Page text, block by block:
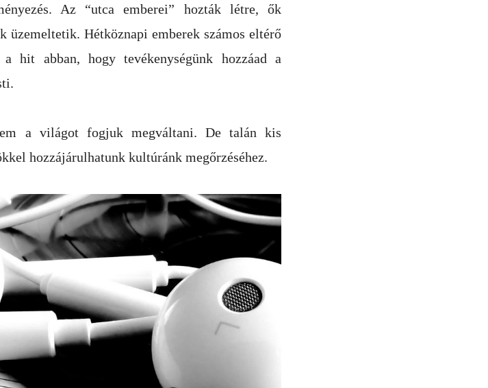
Az “utca emberei” hozták létre, ők
Hétköznapi emberek számos eltérő
hit abban, hogy tevékenységünk hozzáad a
a világot fogjuk megváltani. De talán kis
hozzájárulhatunk kultúránk megőrzéséhez.